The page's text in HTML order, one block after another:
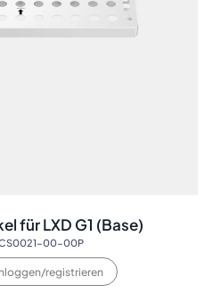
für LXD G1 (Base)
00-00P
registrieren